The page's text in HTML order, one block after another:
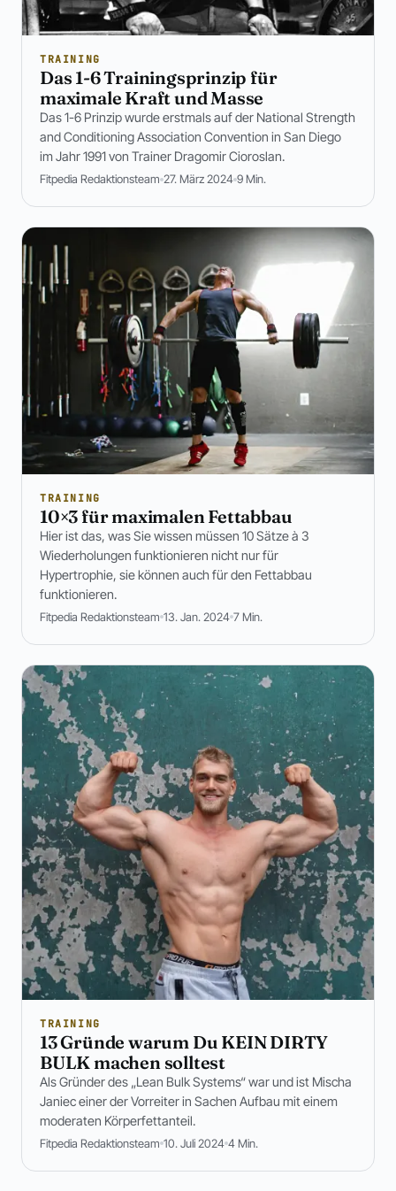
TRAINING
Das 1-6 Trainingsprinzip für
maximale Kraft und Masse
Das 1-6 Prinzip wurde erstmals auf der National Strength
and Conditioning Association Convention in San Diego
im Jahr 1991 von Trainer Dragomir Cioroslan.
Fitpedia Redaktionsteam 27. März 2024 9 Min.
TRAINING
10×3 für maximalen Fettabbau
Hier ist das, was Sie wissen müssen 10 Sätze à 3
Wiederholungen funktionieren nicht nur für
Hypertrophie, sie können auch für den Fettabbau
funktionieren.
Fitpedia Redaktionsteam 13. Jan. 2024 7 Min.
TRAINING
13 Gründe warum Du KEIN DIRTY
BULK machen solltest
Als Gründer des „Lean Bulk Systems“ war und ist Mischa
Janiec einer der Vorreiter in Sachen Aufbau mit einem
moderaten Körperfettanteil.
Fitpedia Redaktionsteam 10. Juli 2024 4 Min.